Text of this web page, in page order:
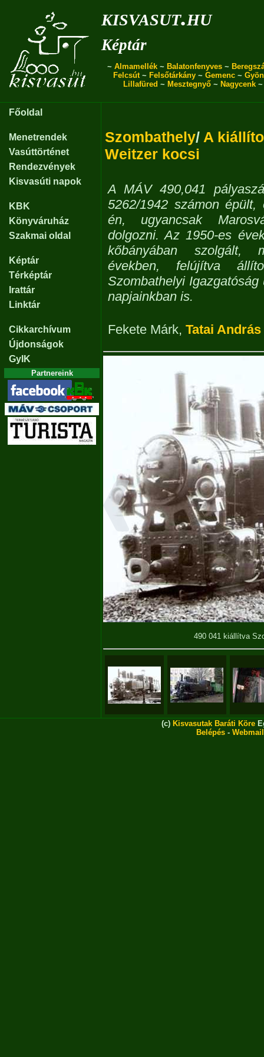
kisvasut.hu
Képtár
~ Almamellék ~ Balatonfenyves ~
Felcsút~ Felsőtárkány ~ Gemenc ~
Lillafüred ~ Mesztegnyő~ Nagycenk
Főoldal
Menetrendek
Vasúttörténet
Rendezvények
Kisvasúti napok
KBK
Könyváruház
Szakmai oldal
Képtár
Térképtár
Irattár
Linktár
Cikkarchívum
Újdonságok
GyIK
Partnereink
Szombathely/ A
Weitzer kocsi
A MÁV 490,041
5262/1942 számon
én, ugyancsak
dolgozni. Az 1950-es
kőbányában szolgált,
években, felújítva
Szombathelyi
napjainkban is.
Fekete Márk, Tatai András
490 041 kiállítva
(c) Kisvasutak Baráti Köre
Belépés - Webmail